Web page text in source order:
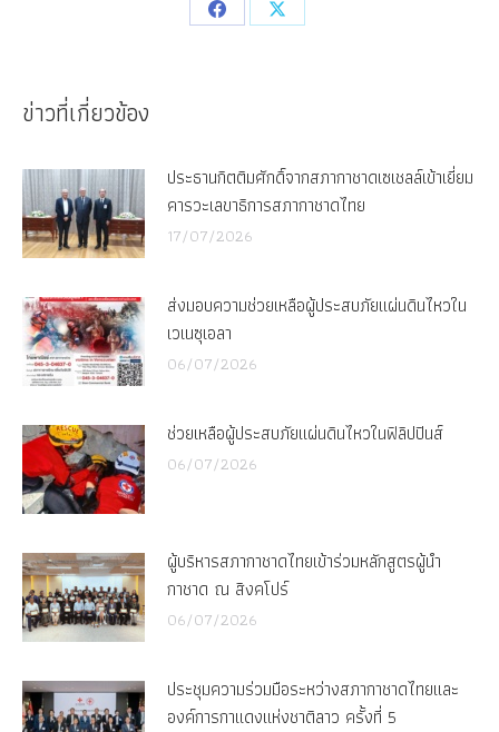
Share
Share
ข่าวที่เกี่ยวข้อง
ประธานกิตติมศักดิ์จากสภากาชาดเซเชลล์เข้าเยี่ยม
คารวะเลขาธิการสภากาชาดไทย
17/07/2026
ส่งมอบความช่วยเหลือผู้ประสบภัยแผ่นดินไหวใน
เวเนซุเอลา
06/07/2026
ช่วยเหลือผู้ประสบภัยแผ่นดินไหวในฟิลิปปินส์
06/07/2026
ผู้บริหารสภากาชาดไทยเข้าร่วมหลักสูตรผู้นำ
กาชาด ณ สิงคโปร์
06/07/2026
ประชุมความร่วมมือระหว่างสภากาชาดไทยและ
องค์การกาแดงแห่งชาติลาว ครั้งที่ 5